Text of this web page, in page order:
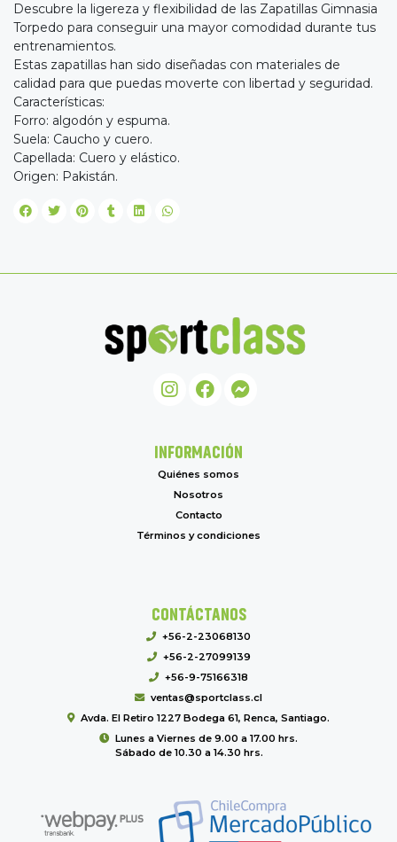
Descubre la ligereza y flexibilidad de las Zapatillas Gimnasia
Torpedo para conseguir una mayor comodidad durante tus
entrenamientos.
Estas zapatillas han sido diseñadas con materiales de
calidad para que puedas moverte con libertad y seguridad.
Características:
Forro: algodón y espuma.
Suela: Caucho y cuero.
Capellada: Cuero y elástico.
Origen: Pakistán.
INFORMACIÓN
Quiénes somos
Nosotros
Contacto
Términos y condiciones
CONTÁCTANOS
+56-2-23068130
+56-2-27099139
+56-9-75166318
ventas@sportclass.cl
Avda. El Retiro 1227 Bodega 61, Renca, Santiago.
Lunes a Viernes de 9.00 a 17.00 hrs.
Sábado de 10.30 a 14.30 hrs.